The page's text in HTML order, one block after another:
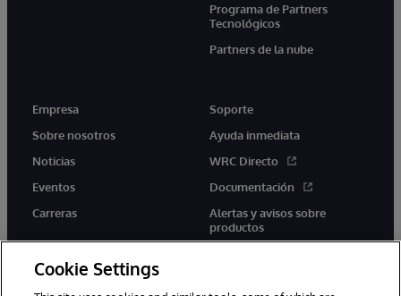
Programa de Partners
Tecnológicos
Partners de la nube
Empresa
Sobre nosotros
Noticias
Eventos
Carreras
Soporte
Ayuda inmediata
WRC Directo
Documentación
Alertas y avisos sobre
productos
Cookie Settings